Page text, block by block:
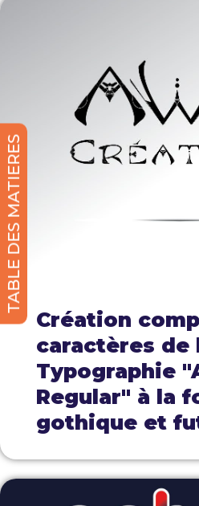
TABLE DES MATIERES
Création
caractères de
Typographie
Regular" à la
gothique et